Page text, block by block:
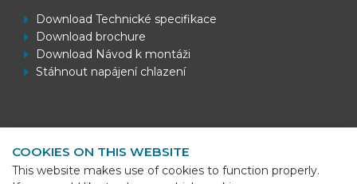
Download Technické specifikace
Download brochure
Download Návod k montáži
Stáhnout napájení chlazení
BEKS Systems
Meerheide 58
COOKIES ON THIS WEBSITE
This website makes use of cookies to function properly.